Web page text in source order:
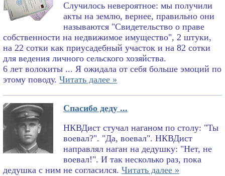
Случилось невероятное: мы получили
акты на землю, вернее, правильно они
называются "Свидетельство о праве
собственности на недвижимое имущество", 2 штуки,
на 22 сотки как приусадебный участок и на 82 сотки
для ведения личного сельского хозяйства.
6 лет волокиты ... Я ожидала от себя больше эмоций по
этому поводу. Читать далее »
Спасибо деду ...
НКВДист стучал наганом по столу: "Ты
воевал?". "Да, воевал". НКВДист
направлял наган на дедушку: "Нет, не
воевал!". И так несколько раз, пока
дедушка с ним не согласился. Читать далее »